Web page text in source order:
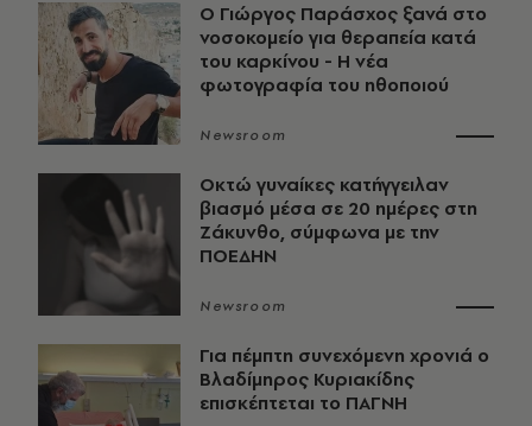
O Γιώργος Παράσχος ξανά στο
νοσοκομείο για θεραπεία κατά
του καρκίνου - Η νέα
φωτογραφία του ηθοποιού
Newsroom
Οκτώ γυναίκες κατήγγειλαν
βιασμό μέσα σε 20 ημέρες στη
Ζάκυνθο, σύμφωνα με την
ΠΟΕΔΗΝ
Newsroom
Για πέμπτη συνεχόμενη χρονιά ο
Βλαδίμηρος Κυριακίδης
επισκέπτεται το ΠΑΓΝΗ